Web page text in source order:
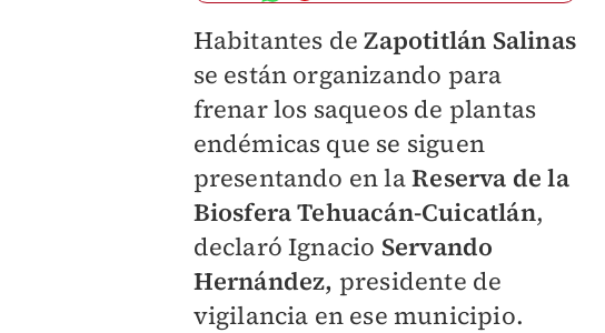
Habitantes deZapotitlán Salinas
se están organizando para
frenar los saqueos de plantas
endémicas que se siguen
presentando en laReserva de la
Biosfera Tehuacán-Cuicatlán,
declaró Ignacio Servando
Hernández, presidente de
vigilancia en ese municipio.